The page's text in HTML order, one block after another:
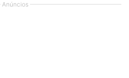
Anúncios